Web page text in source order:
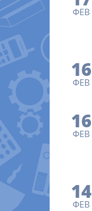
ФЕВ
16
ФЕВ
16
ФЕВ
14
ФЕВ